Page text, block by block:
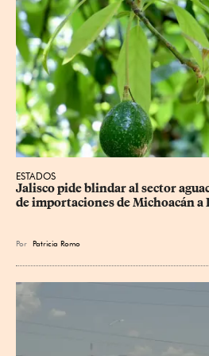
ESTADOS
Jalisco pide blindar al sector
de importaciones de Michoacán a
Por Patricia Romo